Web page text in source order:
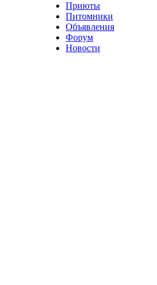
Приюты
Питомники
Объявления
Форум
Новости